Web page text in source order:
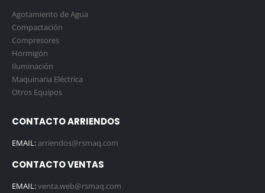
Agotamiento de Agua
Compactación
Compresores
Hormigón
Iluminación
Maquinaria Eléctrica
Otros Equipos
CONTACTO ARRIENDOS
EMAIL:arriendos@rsmaq.com
CONTACTO VENTAS
EMAIL:venta.web@rsmaq.com